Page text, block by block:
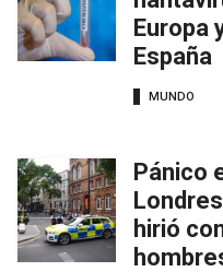
Europa
España
MUNDO
Pánico
hirió